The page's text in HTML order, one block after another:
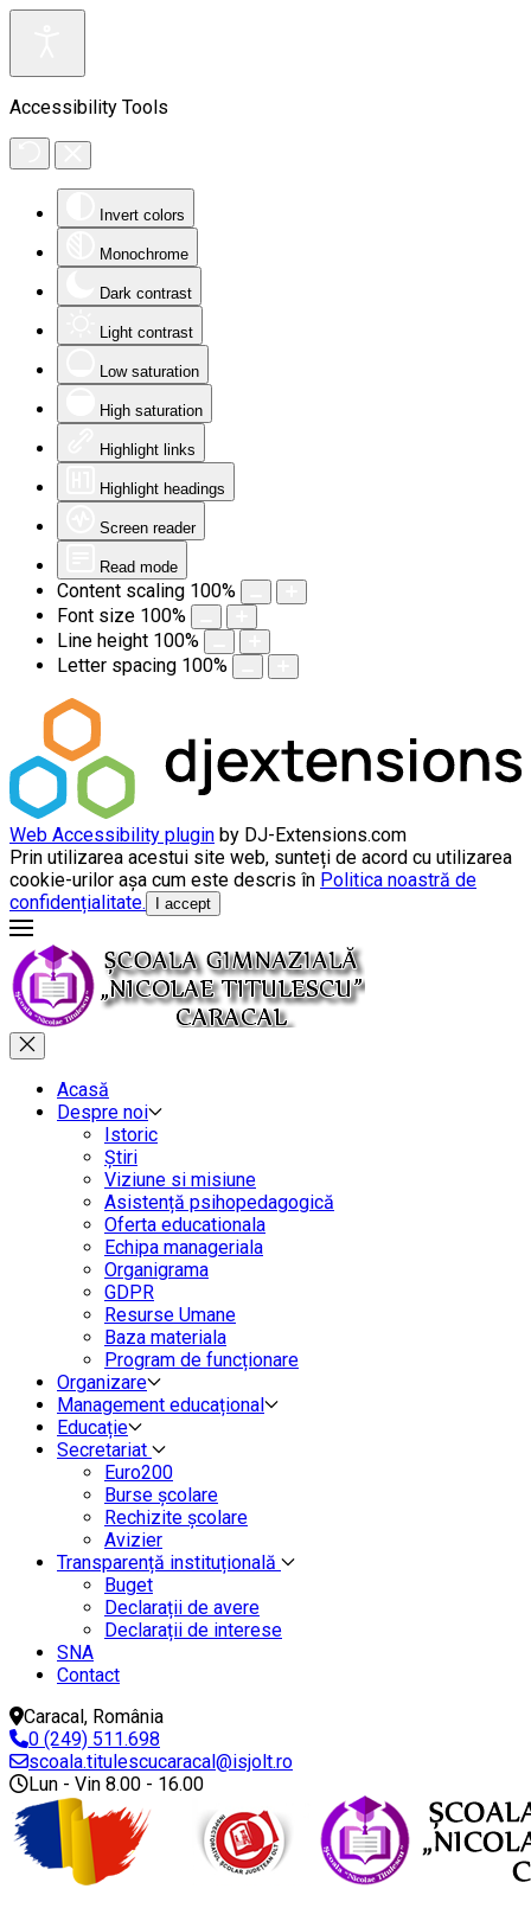
Accessibility Tools
Invert colors
Monochrome
Dark contrast
Light contrast
Low saturation
High saturation
Highlight links
Highlight headings
Screen reader
Read mode
Content scaling 100%
Font size 100%
Line height 100%
Letter spacing 100%
Web Accessibility plugin by DJ-Extensions.com
Prin utilizarea acestui site web, sunteți de acord cu utilizarea
cookie-urilor așa cum este descris în Politica noastră de
confidențialitate.
I accept
Acasă
Despre noi
Istoric
Știri
Viziune si misiune
Asistență psihopedagogică
Oferta educationala
Echipa manageriala
Organigrama
GDPR
Resurse Umane
Baza materiala
Program de funcționare
Organizare
Management educațional
Educație
Secretariat
Euro200
Burse școlare
Rechizite școlare
Avizier
Transparență instituțională
Buget
Declarații de avere
Declarații de interese
SNA
Contact
Caracal, România
0 (249) 511.698
scoala.titulescucaracal@isjolt.ro
Lun - Vin 8.00 - 16.00